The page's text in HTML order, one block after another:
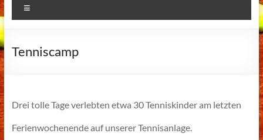
Tenniscamp
Drei tolle Tage verlebten etwa 30 Tenniskinder am letzten
Ferienwochenende auf unserer Tennisanlage.